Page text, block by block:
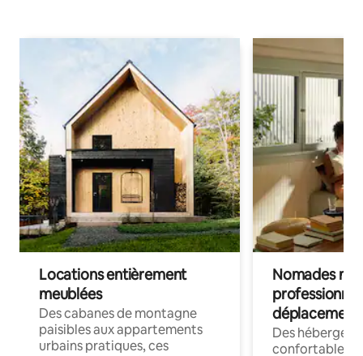
Locations entièrement
meublées
Des cabanes de montagne
paisibles aux appartements
urbains pratiques, ces
Nomades
déplacement
Des
confortables